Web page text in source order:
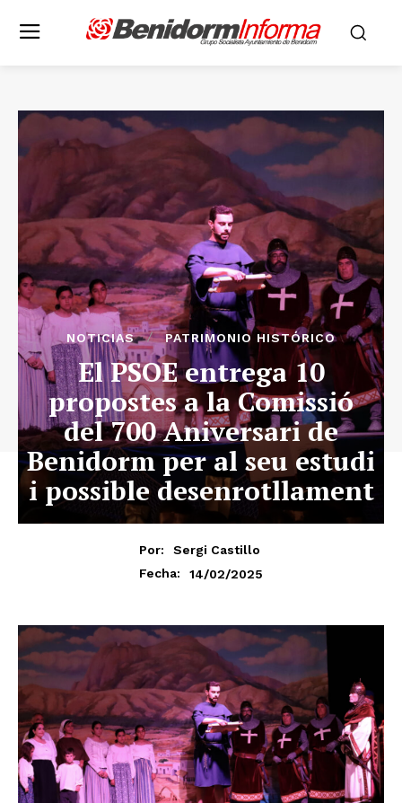
NOTICIAS PATRIMONIO HISTÓRICO
El PSOE entrega 10
propostes a la Comissió
del 700 Aniversari de
Benidorm per al seu estudi
i possible desenrotllament
Por:
Sergi Castillo
Fecha:
14/02/2025